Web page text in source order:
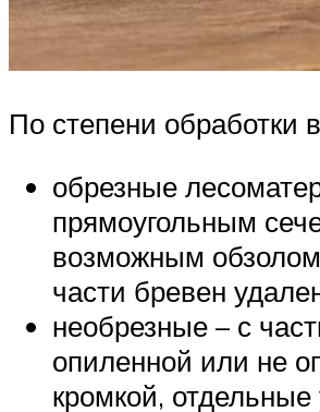
По степени обработки
обрезные
прямоугольным
возможным
части бревен
необрезные – с
опиленной или не
кромкой, отдельные